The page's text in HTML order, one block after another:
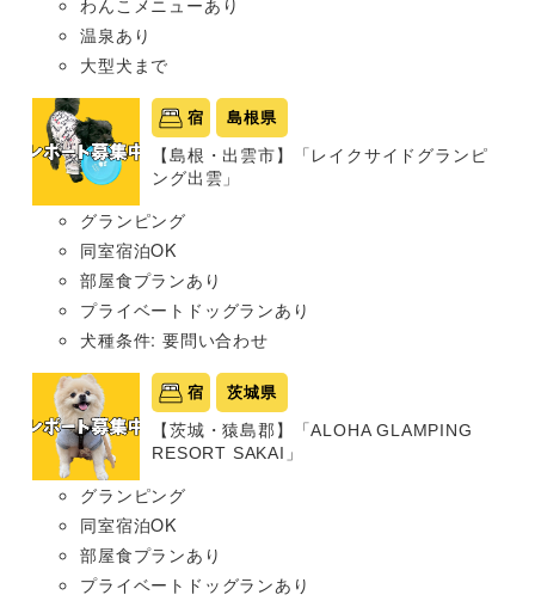
わんこメニューあり
温泉あり
大型犬まで
宿 島根県
【島根・出雲市】「レイクサイドグランピ
ング出雲」
グランピング
同室宿泊OK
部屋食プランあり
プライベートドッグランあり
犬種条件: 要問い合わせ
宿 茨城県
【茨城・猿島郡】「ALOHA GLAMPING
RESORT SAKAI」
グランピング
同室宿泊OK
部屋食プランあり
プライベートドッグランあり